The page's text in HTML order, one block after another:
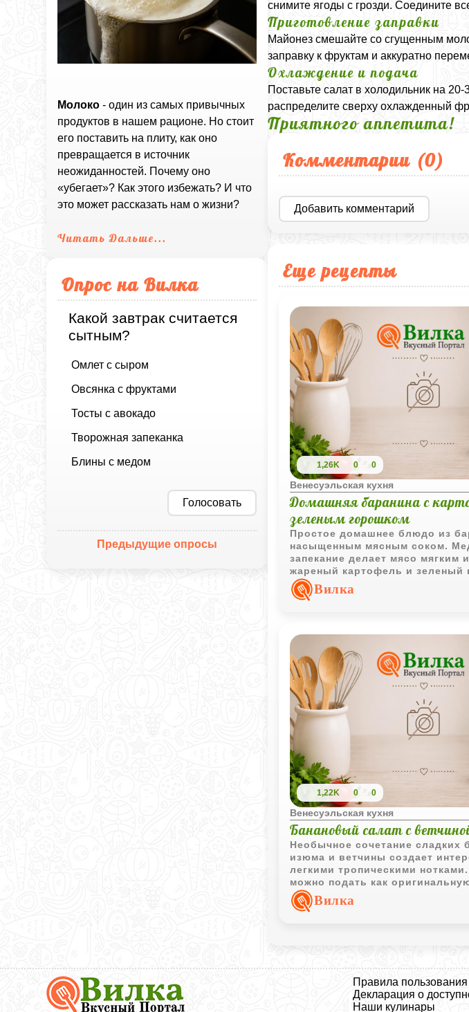
Молоко - один из самых привычных
продуктов в нашем рационе. Но стоит
его поставить на плиту, как оно
превращается в источник
неожиданностей. Почему оно
«убегает»? Как этого избежать? И что
это может рассказать нам о жизни?
Читать Дальше...
Опрос на Вилка
Какой завтрак считается
сытным?
Омлет с сыром
Овсянка с фруктами
Тосты с авокадо
Творожная запеканка
Блины с медом
Голосовать
Предыдущие опросы
снимите ягоды с грозди. Соедините
Приготовление заправки
Майонез смешайте со сгущенным
заправку к фруктам и аккуратно
Охлаждение и подача
Поставьте салат в холодильник на
распределите сверху охлажденный
Приятного аппетита!
Комментарии (0)
Добавить комментарий
Еще рецепты
1,26K 0 0
Венесуэльская кухня
Домашняя баранина с
зеленым горошком
Простое домашнее блюдо из
насыщенным мясным соком.
запекание делает мясо мягким
жареный картофель и зеленый
дополняют подачу.
Вилка
1,22K 0 0
Венесуэльская кухня
Банановый салат с
Необычное сочетание сладких
изюма и ветчины создает
легкими тропическими
можно подать как
закуску или легкий десерт.
Вилка
Вкусный
Портал
Вилка
Правила пользования
Декларация о
Наши кулинары